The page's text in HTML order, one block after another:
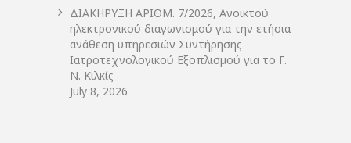
ΔIΑΚΗΡΥΞΗ ΑΡIΘΜ. 7/2026, Ανοικτού
ηλεκτρονικού διαγωνισμού για την ετήσια
ανάθεση υπηρεσιών Συντήρησης
Ιατροτεχνολογικού Εξοπλισμού για το Γ.
Ν. Κιλκίς
July 8, 2026